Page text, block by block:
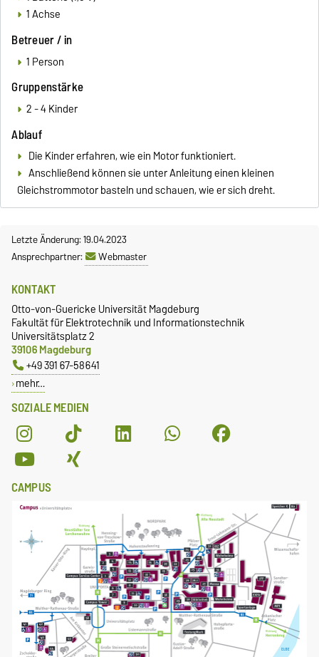
1 Achse
Betreuer / in
1 Person
Gruppenstärke
2 - 4 Kinder
Ablauf
Die Kinder erfahren, wie ein Motor funktioniert.
Anschließend können sie unter Anleitung einen kleinen
Gleichstrommotor basteln und schauen, wie er sich dreht.
Letzte Änderung: 19.04.2023
Ansprechpartner:
Webmaster
SOZIALE MEDIEN
KONTAKT
Otto-von-Guericke Universität Magdeburg
Fakultät für Elektrotechnik und Informationstechnik
Universitätsplatz 2
39106 Magdeburg
+49 391 67-58641
mehr…
CAMPUS